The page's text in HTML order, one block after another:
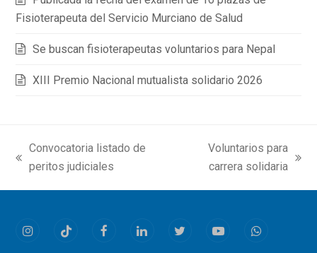
Fisioterapeuta del Servicio Murciano de Salud
Se buscan fisioterapeutas voluntarios para Nepal
XIII Premio Nacional mutualista solidario 2026
previous
Convocatoria listado de
peritos judiciales
Voluntarios para
carrera solidaria
InstagramTiktok FacebookLinkedInTwitterYoutubeWhatsapp